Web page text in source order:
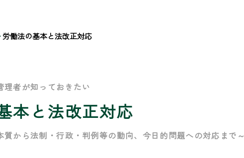
労働法の基本と法改正対応
理者が知っておきたい
本と法改正対応
質から法制・行政・判例等の動向、今日的問題への対応まで～